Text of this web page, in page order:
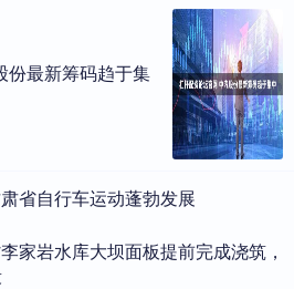
份最新筹码趋于集
省自行车运动蓬勃发展
家岩水库大坝面板提前完成浇筑，